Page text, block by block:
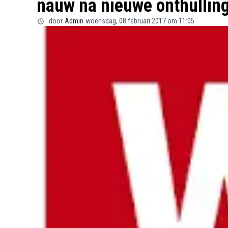
nauw na nieuwe
door Admin woensdag, 08 februari 2017 om 11:05